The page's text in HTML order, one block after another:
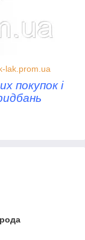
lak.prom.ua
покупок і